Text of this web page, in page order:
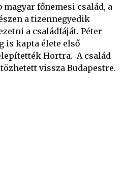
főnemesi család, a
a tizennegyedik
a családfáját. Péter
is kapta élete első
Hortra. A család
vissza Budapestre.